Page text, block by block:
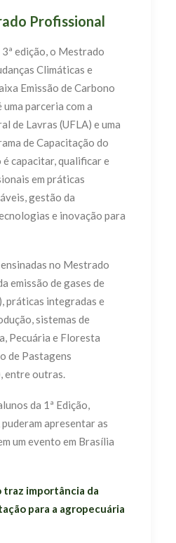
Profissional
edição, o Mestrado
Climáticas e
Emissão de Carbono
uma parceria com a
de Lavras (UFLA) e uma
de Capacitação do
capacitar, qualificar e
em práticas
gestão da
e inovação para
no Mestrado
emissão de gases de
práticas integradas e
sistemas de
Pecuária e Floresta
de Pastagens
entre outras.
da 1ª Edição,
apresentar as
um evento em Brasília
traz importância da
para a agropecuária